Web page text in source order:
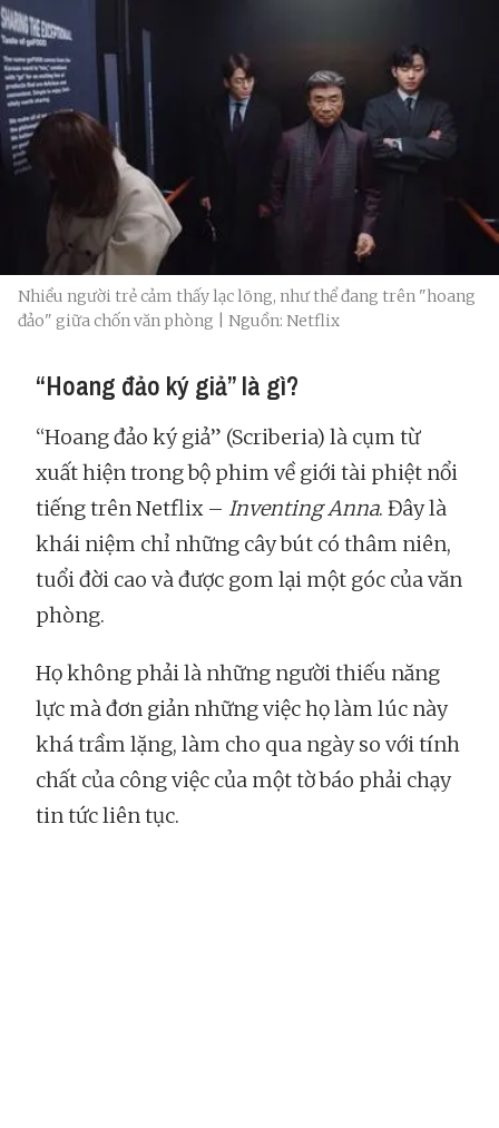
Nhiều người trẻ cảm thấy lạc lõng, như thể đang trên "hoang
đảo" giữa chốn văn phòng | Nguồn: Netflix
“Hoang đảo ký giả” là gì?
“Hoang đảo ký giả” (Scriberia) là cụm từ
xuất hiện trong bộ phim về giới tài phiệt nổi
tiếng trên Netflix – Inventing Anna. Đây là
khái niệm chỉ những cây bút có thâm niên,
tuổi đời cao và được gom lại một góc của văn
phòng.
Họ không phải là những người thiếu năng
lực mà đơn giản những việc họ làm lúc này
khá trầm lặng, làm cho qua ngày so với tính
chất của công việc của một tờ báo phải chạy
tin tức liên tục.